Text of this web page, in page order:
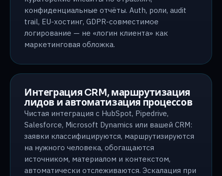
конфиденциальные отчёты. Auth, роли, audit
trail, EU-хостинг, GDPR-совместимое
логирование — не «логин клиента» как
маркетинговая обложка.
Интеграция CRM, маршрутизация
лидов и автоматизация процессов
Чистая интеграция с HubSpot, Pipedrive,
Salesforce, Microsoft Dynamics или вашей CRM:
заявки классифицируются, маршрутизируются
на нужного человека, обогащаются
источником, материалом и контекстом,
автоматически отслеживаются. Эскалация при